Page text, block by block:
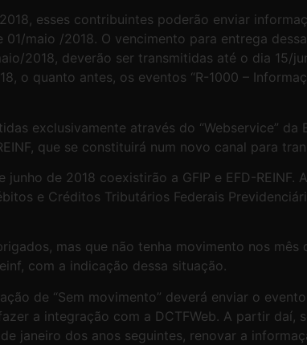
esses contribuintes poderão enviar
maio /2018. O vencimento para entrega
2018, deverão ser transmitidas até o dia 15/
o quanto antes, os eventos “R-1000 –
exclusivamente através do “Webservice” da
que se constituirá num novo canal para
de 2018 coexistirão a GFIP e EFD-
e Créditos Tributários Federais
mas que não tenha movimento nos
com a indicação dessa situação.
de “Sem movimento” deverá enviar o
a integração com a DCTFWeb. A partir daí,
janeiro dos anos seguintes, renovar a